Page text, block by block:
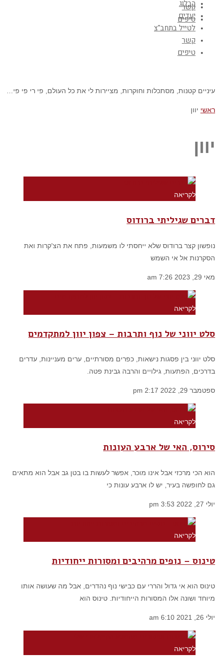
קשר
טיפים
הבלוג
יעדים
לטייל בתחב"צ
קשר
טיפים
עיניים קטנות, מסתכלות וחוקרות, מציירות לי את כל העולם, פי רי פי פי…
ראשי יוון
יוון
לקריאה
דברים שגיליתי ברודוס
נופשון קצר ברודוס שלא ייחסתי לו משמעות, פתח את הצ'קרות ואת
הסקרנות אל אי השמש
מאי 29, 2023 7:26 am
לקריאה
סלט יווני של נוף ותרבות – צפון יוון למתקדמים
סלט יווני בין פסגות נישאות, כפרים מסורתיים, ערים מעניינות, עדרים
בדרכים, הפתעות, גילויים והרבה גבינת פטה.
ספטמבר 29, 2022 2:17 pm
לקריאה
סירוס, האי של ארבע העונות
הוא הכי מרכזי אבל אינו מוכר, אפשר לעשות בו בטן גב אבל הוא מתאים
גם לחופשה בעיר, יש לו ארבע עונות כי
יולי 27, 2022 3:53 pm
לקריאה
טינוס – נופים מרהיבים ומסורות ייחודיות
טינוס הוא אי גדול והררי עם כבישי נוף נהדרים, אבל מה שעושה אותו
מיוחד ושונה אלו המסורות הייחודיות. טינוס הוא
יולי 26, 2021 6:10 am
לקריאה